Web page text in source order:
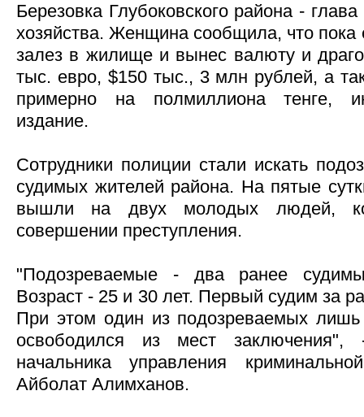
Березовка Глубоковского района - глава
хозяйства. Женщина сообщила, что пока
залез в жилище и вынес валюту и
тыс. евро, $150 тыс., 3 млн рублей, а
примерно на полмиллиона тенге,
издание.
Сотрудники полиции стали искать
судимых жителей района. На пятые
вышли на двух молодых людей,
совершении преступления.
"Подозреваемые - два ранее
Возраст - 25 и 30 лет. Первый судим за
При этом один из подозреваемых
освободился из мест заключения",
начальника управления
Айболат Алимханов.